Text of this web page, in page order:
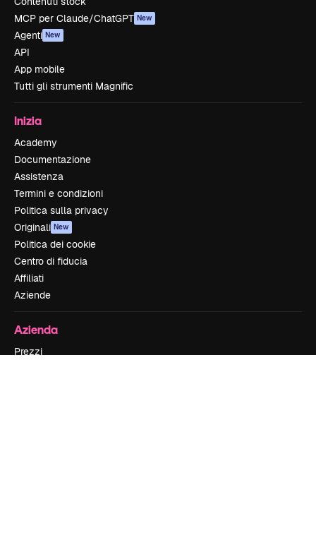
MCP per Claude/ChatGPT New
Agenti New
API
App mobile
Tutti gli strumenti Magnific
Inizia
Academy
Documentazione
Assistenza
Termini e condizioni
Politica sulla privacy
Originali New
Politica dei cookie
Centro di fiducia
Affiliati
Aziende
Azienda
Prezzi